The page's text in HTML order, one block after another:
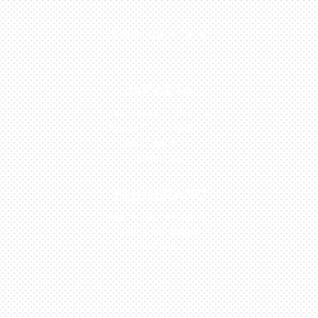
0813-1054-7548
JAKARTA
Perumahan Boulevard
Taman Surya 3 Blok h2,
No.27, Jakarta –
Indonesia
TANGERANG
Husein Sastra Negara,
No.8 Jurumudi Tangerang
– Indonesia